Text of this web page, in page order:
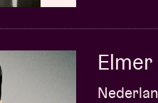
Elmer